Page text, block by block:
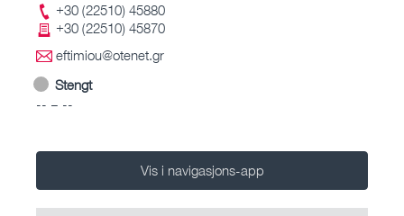
+30 (22510) 45880
+30 (22510) 45870
eftimiou@otenet.gr
Stengt
-- – --
Vis i navigasjons-app